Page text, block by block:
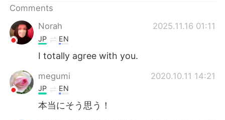
Français
日本語
Indonesia
Tiếng Việt
Comments
Norah
2025.11.16 01:11
JP EN
I totally agree with you.
megumi 2020.10.11 14:21
JP EN
本当にそう思う！